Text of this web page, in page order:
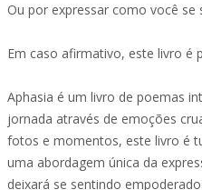
Ou por expressar como você se
Em caso afirmativo, este livro é
Aphasia é um livro de poemas
jornada através de emoções
fotos e momentos, este livro é
uma abordagem única da
deixará se sentindo